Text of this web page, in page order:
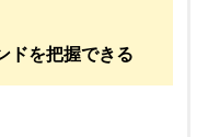
ドを把握できる